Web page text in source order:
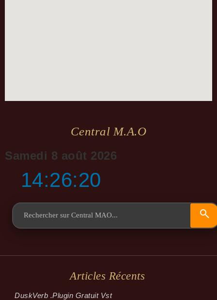
Central M.a.o
Samedi 8 août 2026
14:26:20
Articles Récents
Dusk­Verb .plugin Gratuit Vst